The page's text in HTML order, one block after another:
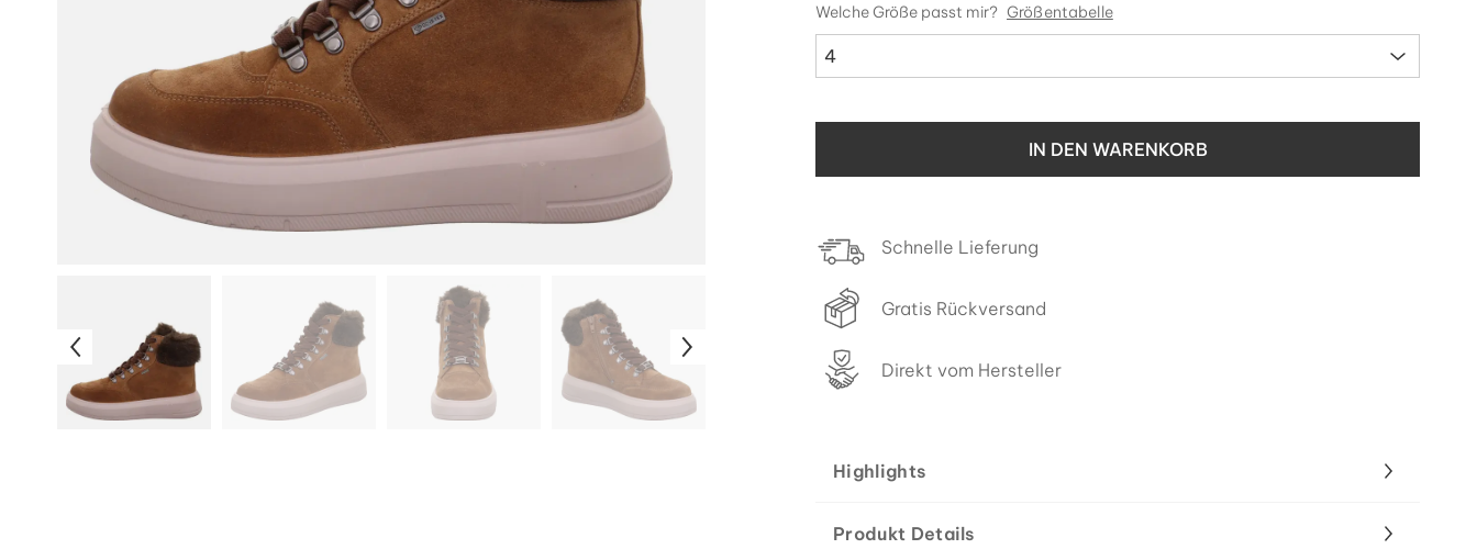
Welche Größe passt mir? Größentabelle
4
IN DEN WARENKORB
Schnelle Lieferung
Gratis Rückversand
Direkt vom Hersteller
Highlights
Produkt Details